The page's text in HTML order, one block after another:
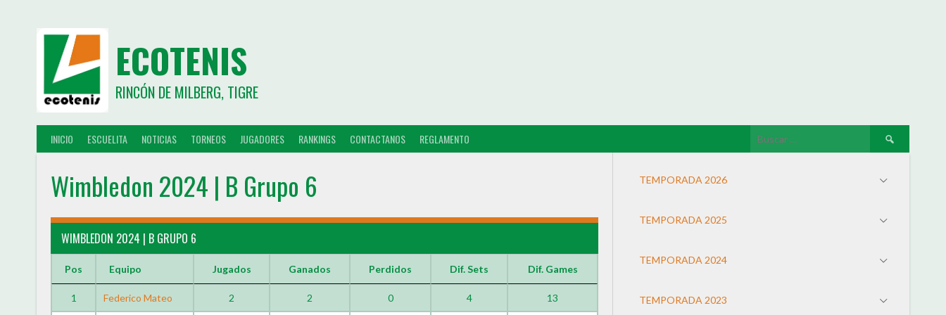
ECOTENIS
RINCÓN DE MILBERG, TIGRE
INICIO ESCUELITA NOTICIAS TORNEOS JUGADORES RANKINGS CONTACTANOS REGLAMENTO
Wimbledon 2024 | B Grupo 6
WIMBLEDON 2024 | B GRUPO 6
Pos Equipo Jugados Ganados Perdidos Dif. Sets Dif. Games
1 Federico Mateo 2 2 0 4 13
TEMPORADA 2026
TEMPORADA 2025
TEMPORADA 2024
TEMPORADA 2023